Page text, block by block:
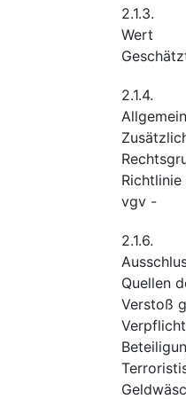
2.1.3.
Wert
2.1.4.
vgv -
2.1.6.
Quellen
Verstoß